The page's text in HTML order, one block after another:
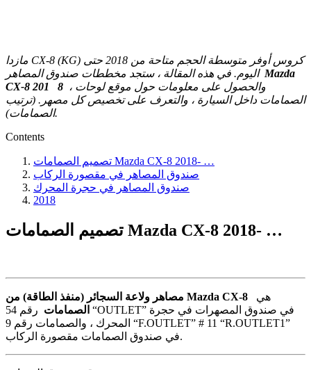
مازدا CX-8 (KG) كروس أوفر متوسطة الحجم متاحة من 2018 حتى
اليوم.في هذه المقالة ، ستجد مخططات صندوق المصاهر Mazda
CX-8 201 8 ، والحصول على معلومات حول موقع لوحات
الصمامات داخل السيارة ، والتعرف على تخصيص كل مصهر. (ترتيب
الصمامات).
Contents
تصميم الصمامات Mazda CX-8 2018- …
صندوق المصاهر في مقصورة الركاب
صندوق المصاهر في حجرة المحرك
2018
تصميم الصمامات Mazda CX-8 2018- …
مصاهر ولاعة السجائر (منفذ الطاقة) من Mazda CX-8
هي
الصمامات
رقم 54 “OUTLET” في صندوق المصهرات في حجرة
المحرك ، والصمامات رقم 9 “F.OUTLET” # 11 “R.OUTLET1”
في صندوق الصمامات مقصورة الركاب.